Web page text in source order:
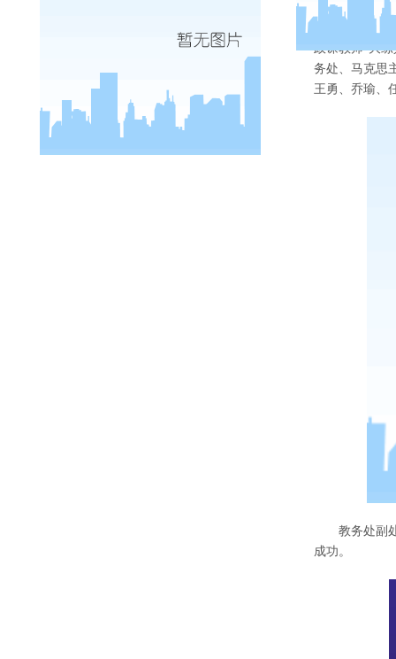
政课教师“大
务处、马克思
王勇、乔瑜、
教务处副
成功。